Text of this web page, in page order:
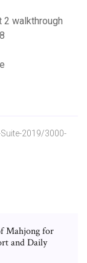
2 walkthrough
2019/3000-
Mahjong for
and Daily